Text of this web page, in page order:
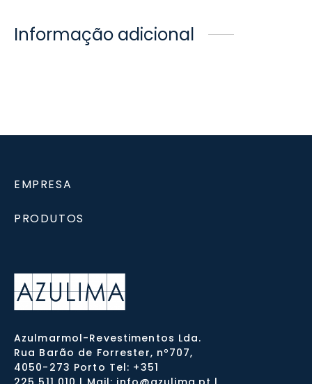
Informação adicional
EMPRESA
PRODUTOS
Azulmarmol-Revestimentos Lda.
Rua Barão de Forrester, nº707,
4050-273 Porto Tel: +351